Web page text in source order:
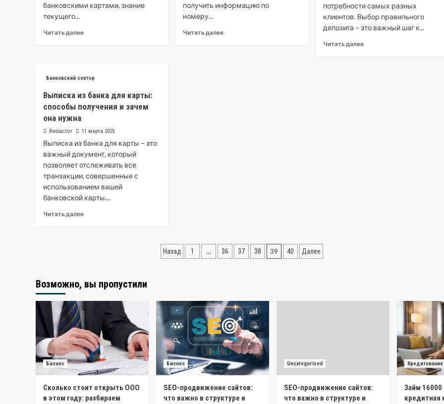
банковскими картами, знание
текущего...
Читать далее
получить информацию по
номеру...
Читать далее
потребности самых разных
клиентов․ Выбор правильного
депозита – это важный шаг к...
Читать далее
Банковский сектор
Выписка из банка для карты:
способы получения и зачем
она нужна
Redactor 11 марта 2025
Выписка из банка для карты – это
важный документ‚ который
позволяет отслеживать все
транзакции‚ совершенные с
использованием вашей
банковской карты....
Читать далее
Пагинация
Назад 1 … 36 37 38 39 40 Далее
Возможно, вы пропустили
Бизнес
Сколько стоит открыть ООО
в этом году: разбираем
Бизнес
SEO-продвижение сайтов:
что важно в структуре и
Uncategorised
SEO-продвижение сайтов:
что важно в структуре и
Кредитование
Займ 16000
кредитная